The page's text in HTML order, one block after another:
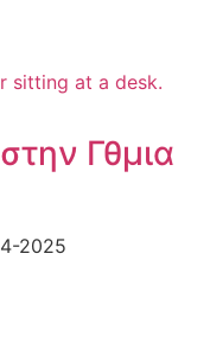
Γθμια
2025